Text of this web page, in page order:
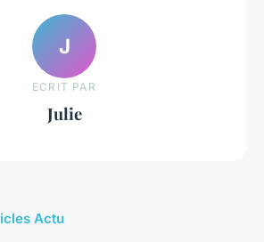
J
ECRIT PAR
Julie
Actu